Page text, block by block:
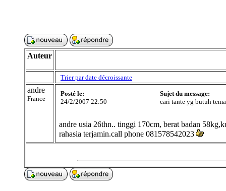
Auteur
Trier par date décroissante
andre
France
Posté le:
24/2/2007 22:50
Sujet du message:
cari tante yg butuh
andre usia 26thn.. tinggi 170cm, berat badan
rahasia terjamin.call phone 081578542023